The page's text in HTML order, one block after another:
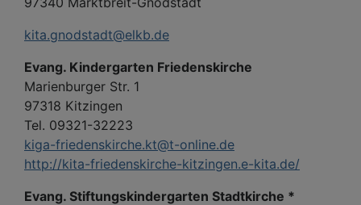
kita.gnodstadt@elkb.de
Evang. Kindergarten Friedenskirche
Marienburger Str. 1
97318 Kitzingen
Tel. 09321-32223
kiga-friedenskirche.kt@t-online.de
http://kita-friedenskirche-kitzingen.e-kita.de/
Evang. Stiftungskindergarten Stadtkirche *